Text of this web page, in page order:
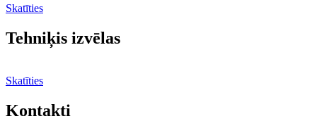
Skatīties
Tehniķis izvēlas
Skatīties
Kontakti